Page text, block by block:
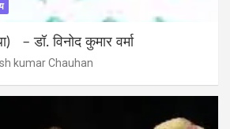
– डॉ. विनोद कुमार वर्मा
kumar Chauhan